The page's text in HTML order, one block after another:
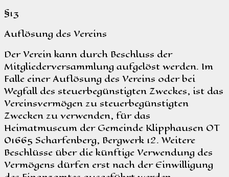
§13
Auflösung des Vereins
Der Verein kann durch Beschluss der
Mitgliederversammlung aufgelöst werden. Im
Falle einer Auflösung des Vereins oder bei
Wegfall des steuerbegünstigten Zweckes, ist das
Vereinsvermögen zu steuerbegünstigten
Zwecken zu verwenden, für das
Heimatmuseum der Gemeinde Klipphausen OT
01665 Scharfenberg, Bergwerk 12. Weitere
Beschlüsse über die künftige Verwendung des
Vermögens dürfen erst nach der Einwilligung